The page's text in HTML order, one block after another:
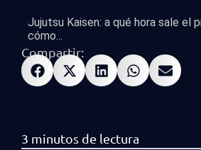
Jujutsu Kaisen: a qué hora sale el
cómo...
Compartir: